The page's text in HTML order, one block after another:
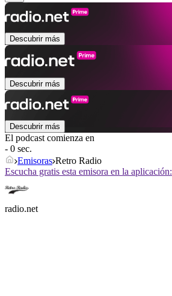
Descubrir más
Descubrir más
Descubrir más
El podcast comienza en
- 0 sec.
Emisoras Retro Radio
Escucha gratis esta emisora en la aplicación:
radio.net